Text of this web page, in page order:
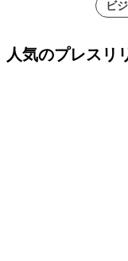
ビ
人気のプレスリ